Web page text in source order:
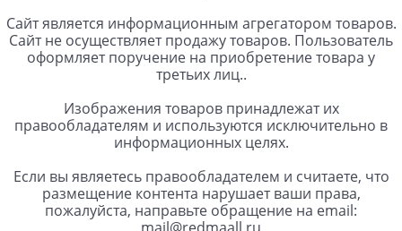
Сайт является информационным агрегатором товаров.
Сайт не осуществляет продажу товаров. Пользователь
оформляет поручение на приобретение товара у
третьих лиц..
Изображения товаров принадлежат их
правообладателям и используются исключительно в
информационных целях.
Если вы являетесь правообладателем и считаете, что
размещение контента нарушает ваши права,
пожалуйста, направьте обращение на email: